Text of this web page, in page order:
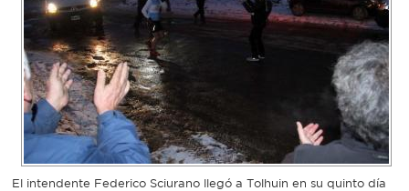
Boleto
estudiantil
Recorrido
colectivos
El intendente Federico Sciurano llegó a Tolhuin en su quinto día